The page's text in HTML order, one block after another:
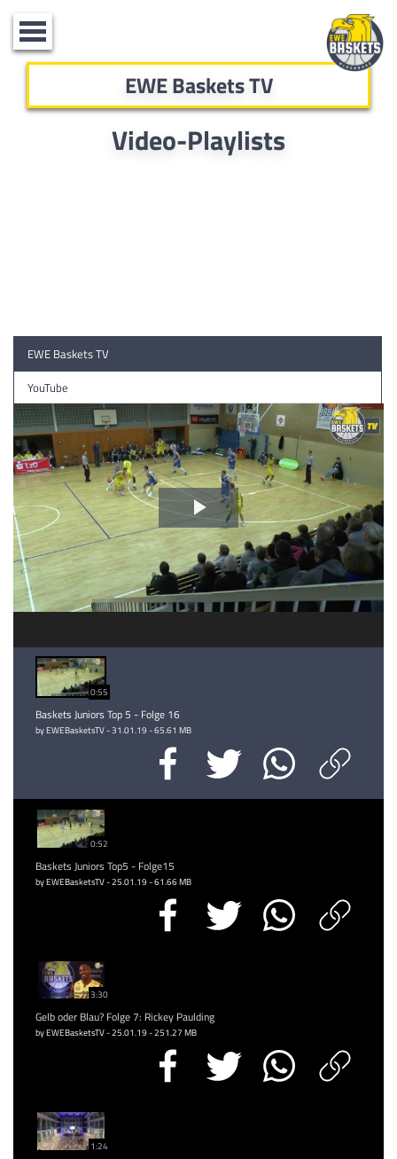
Toggle
navigation
EWE Baskets TV
Video-Playlists
EWE Baskets TV
YouTube
Video
abspielen
0:55
Baskets Juniors Top 5 - Folge 16
by EWEBasketsTV - 31.01.19 - 65.61 MB
0:52
Baskets Juniors Top5 - Folge15
by EWEBasketsTV - 25.01.19 - 61.66 MB
3:30
Gelb oder Blau? Folge 7: Rickey Paulding
by EWEBasketsTV - 25.01.19 - 251.27 MB
1:24